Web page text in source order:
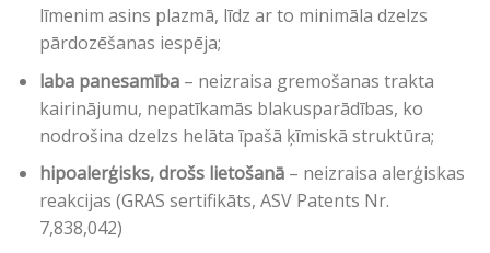
līmenim asins plazmā, līdz ar to minimāla dzelzs
pārdozēšanas iespēja;
laba panesamība– neizraisa gremošanas trakta
kairinājumu, nepatīkamās blakusparādības, ko
nodrošina dzelzs helāta īpašā ķīmiskā struktūra;
hipoalerģisks, drošs lietošanā– neizraisa alerģiskas
reakcijas (GRAS sertifikāts, ASV Patents Nr.
7,838,042)